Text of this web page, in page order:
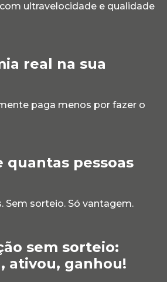
ultravelocidade e qualidade
real na sua
paga menos por fazer o
quantas pessoas
Sem sorteio. Só vantagem.
sem sorteio:
ativou, ganhou!